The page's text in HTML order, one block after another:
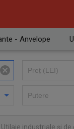
- Anvelope
industriale și